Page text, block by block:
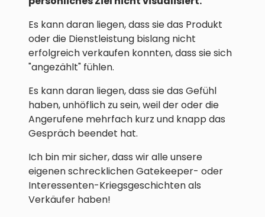
Es kann daran liegen, dass sie das Produkt
oder die Dienstleistung bislang nicht
erfolgreich verkaufen konnten, dass sie sich
"angezählt" fühlen.
Es kann daran liegen, dass sie das Gefühl
haben, unhöflich zu sein, weil der oder die
Angerufene mehrfach kurz und knapp das
Gespräch beendet hat.
Ich bin mir sicher, dass wir alle unsere
eigenen schrecklichen Gatekeeper- oder
Interessenten-Kriegsgeschichten als
Verkäufer haben!